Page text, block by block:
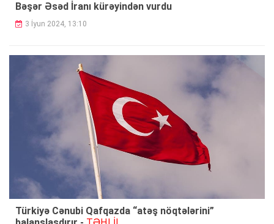
Bəşər Əsəd İranı kürəyindən vurdu
3 İyun 2024, 13:10
Türkiyə Cənubi Qafqazda “atəş nöqtələrini”